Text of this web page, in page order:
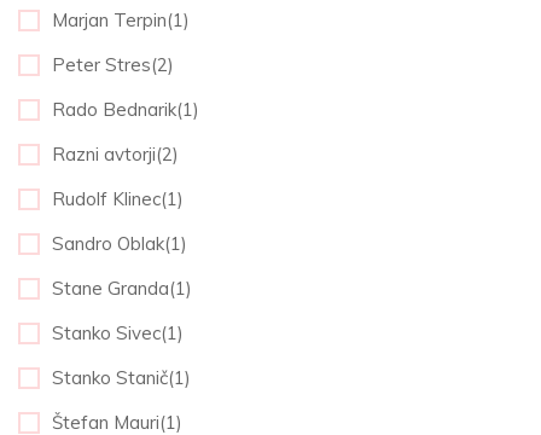
Marjan Terpin(1)
Peter Stres(2)
Rado Bednarik(1)
Razni avtorji(2)
Rudolf Klinec(1)
Sandro Oblak(1)
Stane Granda(1)
Stanko Sivec(1)
Stanko Stanič(1)
Štefan Mauri(1)